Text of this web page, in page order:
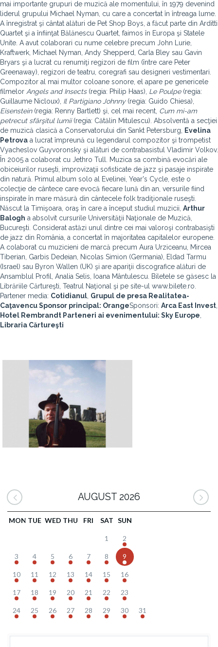
mai importante grupuri de muzică ale momentului, în 1979 devenind
liderul grupului Michael Nyman, cu care a concertat în întreaga lume.
A înregistrat şi cântat alături de Pet Shop Boys, a făcut parte din Arditti
Quartet şi a înfiinţat Bălănescu Quartet, faimos în Europa şi Statele
Unite. A avut colaborari cu nume celebre precum John Lurie,
Kraftwerk, Michael Nyman, Andy Shepperd, Carla Bley sau Gavin
Bryars şi a lucrat cu renumiţi regizori de film (între care Peter
Greenaway), regizori de teatru, coregrafi sau designeri vestimentari.
Compozitor al mai multor coloane sonore, el apare pe genericele
filmelor Angels and Insects(regia: Philip Haas), Le Poulpe(regia:
Guillaume Nicloux), Il Partigiano Johnny(regia: Guido Chiesa),
Eisenstein (regia: Renny Bartlett) şi, cel mai recent, Cum mi-am
petrecut sfârşitul lumii(regia: Cătălin Mitulescu). Absolventă a secţiei
de muzică clasică a Conservatorului din Sankt Petersburg,
Evelina
Petrova a lucrat împreună cu legendarul compozitor şi trompetist
Vyacheslov Guyvoronsky şi alături de contrabasistul Vladimir Volkov.
În 2005 a colaborat cu Jethro Tull. Muzica sa combină evocări ale
obiceiurilor ruseşti, improvizaţii sofisticate de jazz şi pasaje inspirate
din natură. Primul album solo al Evelinei, Year's Cycle, este o
colecţie de cântece care evocă fiecare lună din an, versurile fiind
inspirate în mare măsură din cântecele folk tradiţionale ruseşti.
Născut la Timişoara, oraş în care a început studiul muzicii, Arthur
Balogh a absolvit cursurile Universităţii Naţionale de Muzică,
Bucureşti. Considerat astăzi unul dintre cei mai valoroşi contrabasişti
de jazz din România, a concertat în majoritatea capitalelor europene.
A colaborat cu muzicieni de marcă precum Aura Urziceanu, Mircea
Tiberian, Garbis Dedeian, Nicolas Simion (Germania), Eldad Tarmu
(Israel) sau Byron Wallen (UK) şi are apariţii discografice alături de
Ansamblul Profil, Analia Selis, Ioana Mântulescu. Biletele se găsesc la
Librăriile Cărtureşti, Teatrul Naţional şi pe site-ul www.bilete.ro.
Partener media: Cotidianul Grupul de presa Realitatea-
CaţavencuSponsor principal: OrangeSponsori: Arca East Invest
Hotel Rembrandt Parteneri ai evenimentului: Sky Europe
Libraria Cărtureşti
AUGUST 2026
MON TUE WED THU FRI SAT SUN
1 2
3 4 5 6 7 8 9
10 11 12 13 14 15 16
17 18 19 20 21 22 23
24 25 26 27 28 29 30 31